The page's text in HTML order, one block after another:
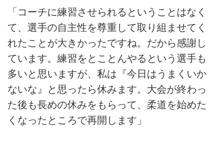
「コーチに練習させられるということはなく
て、選手の自主性を尊重して取り組ませてく
れたことが大きかったですね。だから感謝し
ています。練習をとことんやるという選手も
多いと思いますが、私は『今日はうまくいか
ないな』と思ったら休みます。大会が終わっ
た後も長めの休みをもらって、柔道を始めた
くなったところで再開します」